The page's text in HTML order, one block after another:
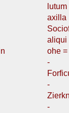
lutum
axilla
aliqui
ohe
-
-
-